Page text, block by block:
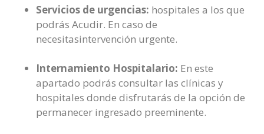
Servicios de urgencias: hospitales a los que
podrás Acudir. En caso de
necesitasintervención urgente.
Internamiento Hospitalario: En este
apartado podrás consultar las clínicas y
hospitales donde disfrutarás de la opción de
permanecer ingresado preeminente.